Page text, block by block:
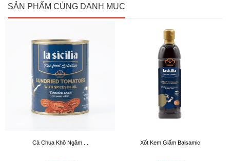
SẢN PHẨM CÙNG DANH MỤC
Cà Chua Khô Ngâm ... Xốt Kem Giấm Balsamic